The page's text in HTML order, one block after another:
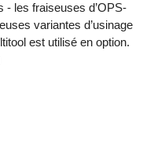
- les fraiseuses d’OPS-
variantes d’usinage
est utilisé en option.